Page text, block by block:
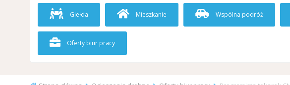
Giełda Mieszkanie Wspólna podróż
Oferty biur pracy